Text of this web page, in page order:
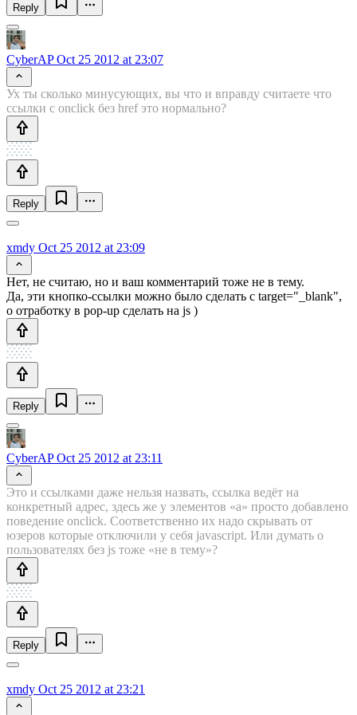
Reply
CyberAPOct 25 2012 at 23:07
Ух ты сколько минусующих, вы что и вправду считаете что
ссылки с onclick без href это нормально?
Reply
xmdy Oct 25 2012 at 23:09
Нет, не считаю, но и ваш комментарий тоже не в тему.
Да, эти кнопко-ссылки можно было сделать с target="_blank",
о отработку в pop-up сделать на js )
Reply
CyberAPOct 25 2012 at 23:11
Это и ссылками даже нельзя назвать, ссылка ведёт на
конкретный адрес, здесь же у элементов «a» просто добавлено
поведение onclick. Соответственно их надо скрывать от
юзеров которые отключили у себя javascript. Или думать о
пользователях без js тоже «не в тему»?
Reply
xmdy Oct 25 2012 at 23:21